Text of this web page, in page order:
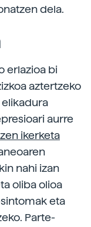
dela.
erlazioa bi
aztertzeko
elikadura
aurre
ikerketa
nahi izan
oliba olioa
eta
Parte-